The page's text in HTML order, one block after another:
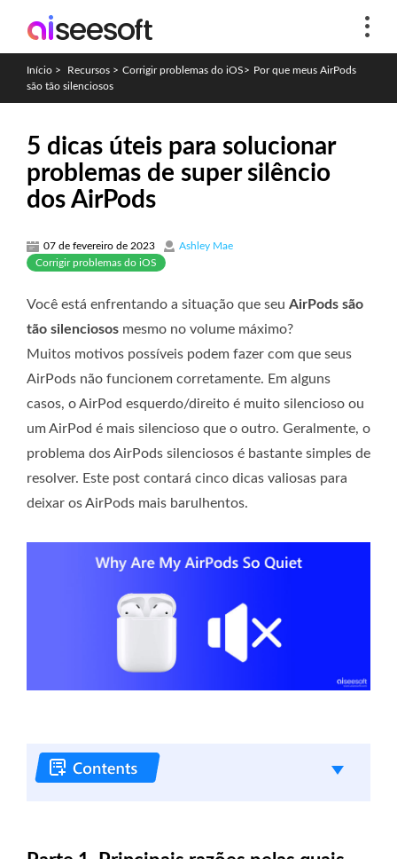
Início > Recursos > Corrigir problemas do iOS> Por que meus AirPods
são tão silenciosos
5 dicas úteis para solucionar
problemas de super silêncio
dos AirPods
07 de fevereiro de 2023
Ashley Mae
Corrigir problemas do iOS
Você está enfrentando a situação que seu AirPods são
tão silenciosos mesmo no volume máximo?
Muitos motivos possíveis podem fazer com que seus
AirPods não funcionem corretamente. Em alguns
casos, o AirPod esquerdo/direito é muito silencioso ou
um AirPod é mais silencioso que o outro. Geralmente, o
problema dos AirPods silenciosos é bastante simples de
resolver. Este post contará cinco dicas valiosas para
deixar os AirPods mais barulhentos.